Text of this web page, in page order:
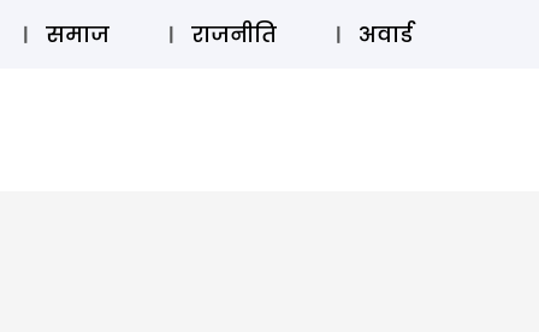
लॉग इन ⚲ SUBSCRIBE
समाज राजनीति अवार्ड